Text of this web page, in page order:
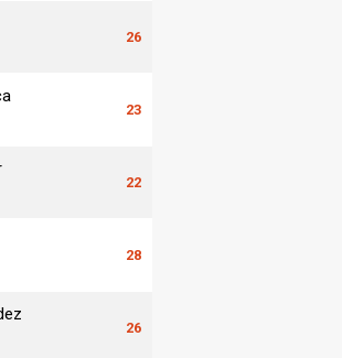
26
23
22
28
26